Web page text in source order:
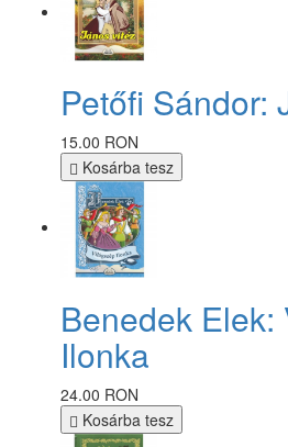
Petőfi Sándor:
15.00 RON
Kosárba tesz
Benedek Elek:
Ilonka
24.00 RON
Kosárba tesz